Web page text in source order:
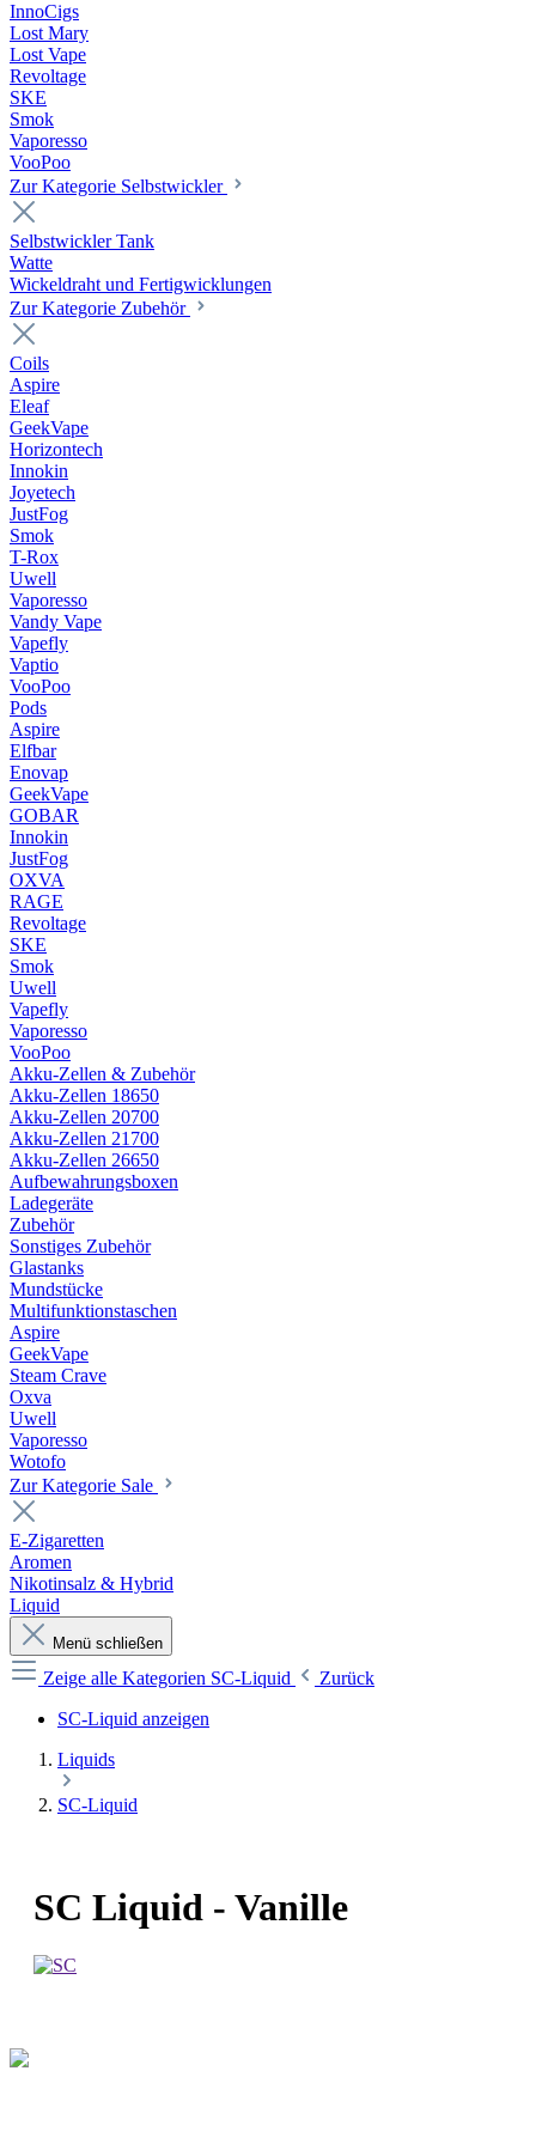
InnoCigs
Lost Mary
Lost Vape
Revoltage
SKE
Smok
Vaporesso
VooPoo
Zur Kategorie Selbstwickler
Selbstwickler Tank
Watte
Wickeldraht und Fertigwicklungen
Zur Kategorie Zubehör
Coils
Aspire
Eleaf
GeekVape
Horizontech
Innokin
Joyetech
JustFog
Smok
T-Rox
Uwell
Vaporesso
Vandy Vape
Vapefly
Vaptio
VooPoo
Pods
Aspire
Elfbar
Enovap
GeekVape
GOBAR
Innokin
JustFog
OXVA
RAGE
Revoltage
SKE
Smok
Uwell
Vapefly
Vaporesso
VooPoo
Akku-Zellen & Zubehör
Akku-Zellen 18650
Akku-Zellen 20700
Akku-Zellen 21700
Akku-Zellen 26650
Aufbewahrungsboxen
Ladegeräte
Zubehör
Sonstiges Zubehör
Glastanks
Mundstücke
Multifunktionstaschen
Aspire
GeekVape
Steam Crave
Oxva
Uwell
Vaporesso
Wotofo
Zur Kategorie Sale
E-Zigaretten
Aromen
Nikotinsalz & Hybrid
Liquid
Menü schließen
Zeige alle Kategorien SC-Liquid
Zurück
SC-Liquid anzeigen
Liquids
SC-Liquid
SC Liquid - Vanille